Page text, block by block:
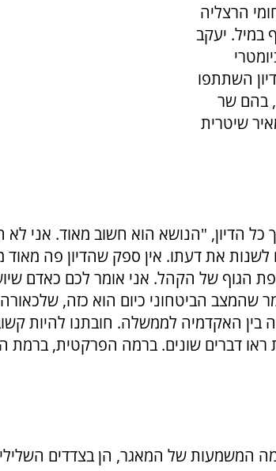
הרצליה
במיל. יעקב
השתתפו
בהם שר
שיטרית
כל הדיון, "הנושא הוא חשוב מאוד. אני לא
את דעתו. אין ספק שהדיון פה מאוד
הגוף של הקהל. אני אומר לכם כאדם
שהמצב הביטחוני כיום הוא כזה,
בין האקדמיה לממשלה. חובתנו להיות
דברים שונים. ברמה הפרקטית, ברמת
המשמעות של המאגר, הן בצדדים